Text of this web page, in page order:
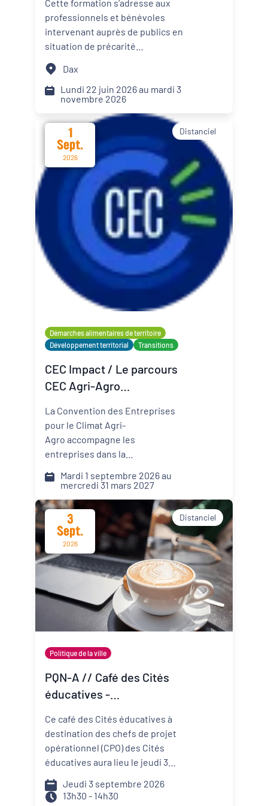
Dynamiques territoriales pour l’emploi
Transitions
Départements
Format de l'événement
Présentiel
Distanciel
Organisateur
Externe
personnes en situation de
précarité alimentaire
Cette formation s’adresse aux
professionnels et bénévoles
intervenant auprès de publics en
situation de précarité
alimentaire. Elle propose des
apports théoriques, des
échanges de pratiques et des
mises en situation afin d’intégrer
le renforcement du pouvoir
d’agir de leur public dans les
actions menées.
Dax
Lundi 22 juin 2026 au mardi 3
novembre 2026
1
Sept.
2026
Distanciel
Démarches alimentaires de territoire
Développement territorial
Transitions
CEC Impact / Le parcours
CEC Agri-Agro
Entreprises pour le Climat)
La Convention des Entreprises
pour le Climat Agri-
Agro accompagne les
entreprises dans la
face aux défis climatiques,
environnementaux et
sociétaux. Comment pérenniser
mon activité dans un monde qui
change vite ? Comment mieux
anticiper les risques et réduire
ma vulnérabilité ? Comment
construire un projet de structure
qui embarque mes
collaborateurs et mes parties
prenantes ?
Mardi 1 septembre 2026 au
mercredi 31 mars 2027
3
Sept.
2026
Distanciel
Politique de la ville
PQN-A // Café des Cités
éducatives -
prévention et la promotion
de la santé mentale
Ce café des Cités éducatives à
destination des chefs de projet
opérationnel (CPO) des Cités
éducatives aura lieu le jeudi 3
portera sur le développement
Jeudi 3 septembre 2026
13h30 - 14h30